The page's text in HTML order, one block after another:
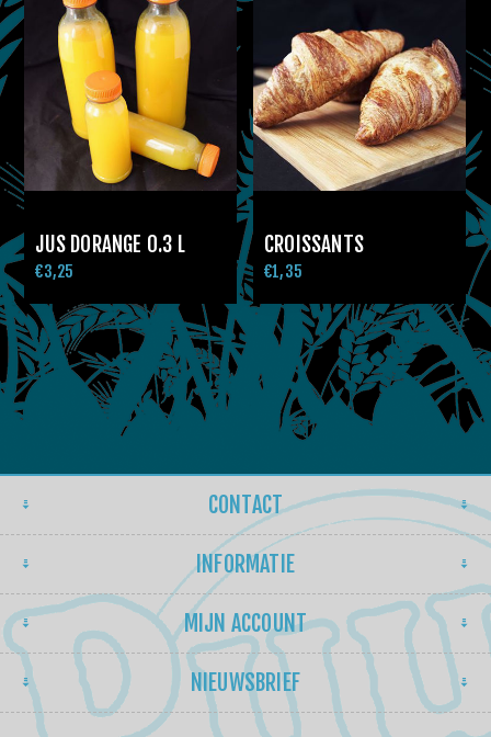
JUS DORANGE 0.3 L
€3,25
CROISSANTS
€1,35
CONTACT
INFORMATIE
MIJN ACCOUNT
NIEUWSBRIEF